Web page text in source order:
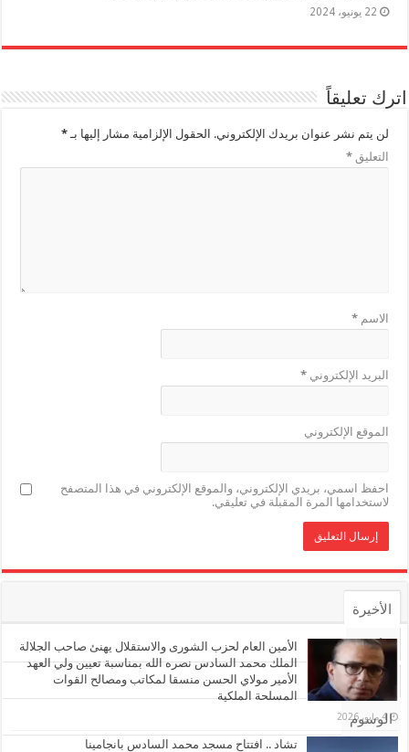
22 يونيو، 2024
اترك تعليقاً
لن يتم نشر عنوان بريدك الإلكتروني. الحقول الإلزامية مشار إليها بـ*
التعليق*
الاسم*
البريد الإلكتروني*
الموقع الإلكتروني
احفظ اسمي، بريدي الإلكتروني، والموقع الإلكتروني في هذا المتصفح
لاستخدامها المرة المقبلة في تعليقي.
الأخيرة
الأشهر
تعليقات
الوسوم
الأمين العام لحزب الشورى والاستقلال يهنئ صاحب الجلالة
الملك محمد السادس نصره الله بمناسبة تعيين ولي العهد
الأمير مولاي الحسن منسقا لمكاتب ومصالح القوات
المسلحة الملكية
4 مايو، 2026
تشاد .. افتتاح مسجد محمد السادس بانجامينا